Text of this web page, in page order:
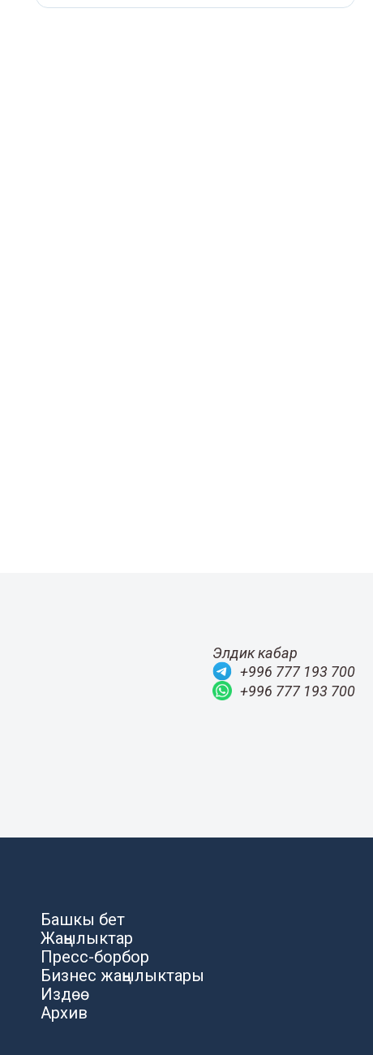
Элдик кабар
+996 777 193 700
+996 777 193 700
Башкы бет
Жаңылыктар
Пресс-борбор
Бизнес жаңылыктары
Издөө
Архив